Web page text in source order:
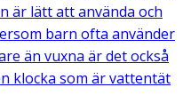
är lätt att använda och
barn ofta använder
än vuxna är det också
klocka som är vattentät